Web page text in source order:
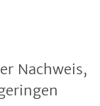
Nachweis,